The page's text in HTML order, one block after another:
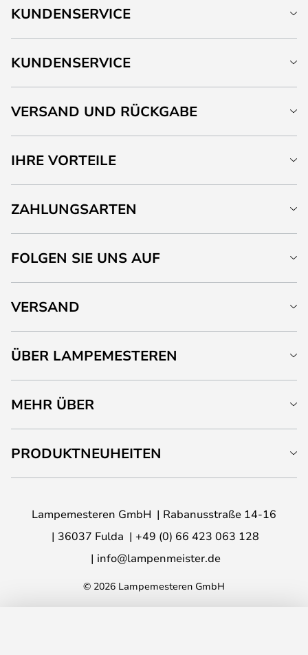
KUNDENSERVICE
KUNDENSERVICE
VERSAND UND RÜCKGABE
IHRE VORTEILE
ZAHLUNGSARTEN
FOLGEN SIE UNS AUF
VERSAND
ÜBER LAMPEMESTEREN
MEHR ÜBER
PRODUKTNEUHEITEN
Lampemesteren GmbH
Rabanusstraße 14-16
36037 Fulda
+49 (0) 66 423 063 128
info@lampenmeister.de
© 2026 Lampemesteren GmbH